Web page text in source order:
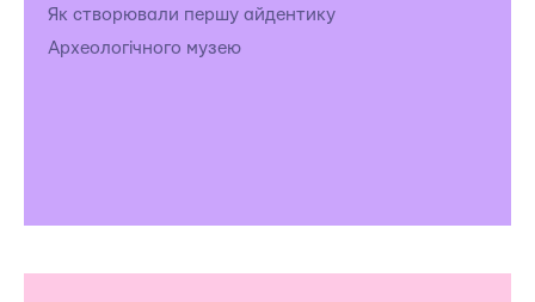
Як створювали першу айдентику
Археологічного музею